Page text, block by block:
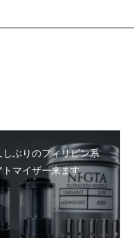
しぶりのフィリピン系
トマイザー来ます。